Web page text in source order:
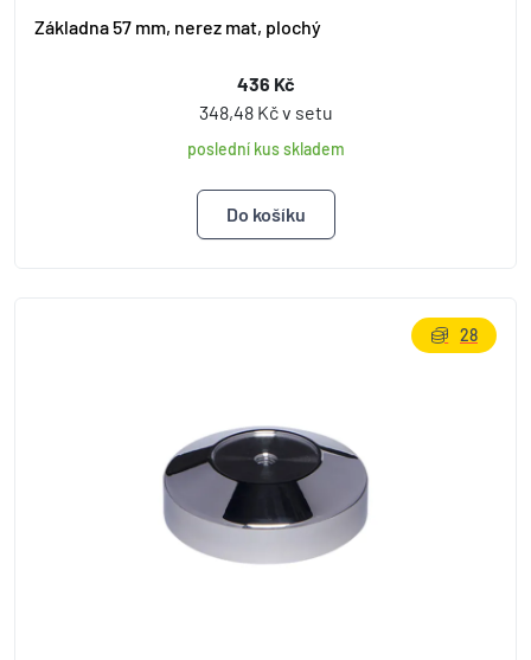
Základna 57 mm, nerez mat, plochý
436 Kč
348,48 Kč v setu
poslední kus skladem
28